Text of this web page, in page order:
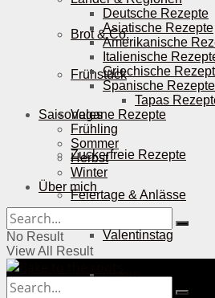
Brot & Co.
Frühstück
Vegane Rezepte
Zuckerfreie Rezepte
Feiertage & Anlässe
Valentinstag
Ostern
Deutsche Rezepte
Asiatische Rezepte
Amerikanische
Italienische
Griechische
Spanische Rezepte
Tapas
Saisonales
Frühling
Sommer
Herbst
Winter
Über mich
No Result
View All Result